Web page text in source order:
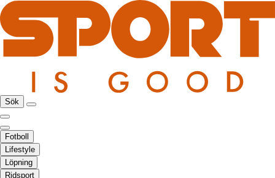
Sök
Fotboll
Lifestyle
Löpning
Ridsport